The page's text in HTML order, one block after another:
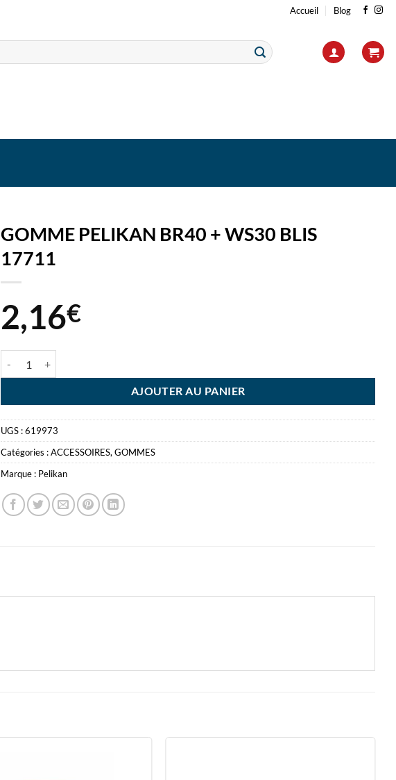
Accueil Blog
GOMME PELIKAN BR40 + WS30 BLIS
17711
2,16€
AJOUTER AU PANIER
UGS :619973
Catégories :ACCESSOIRES,GOMMES
Marque : Pelikan